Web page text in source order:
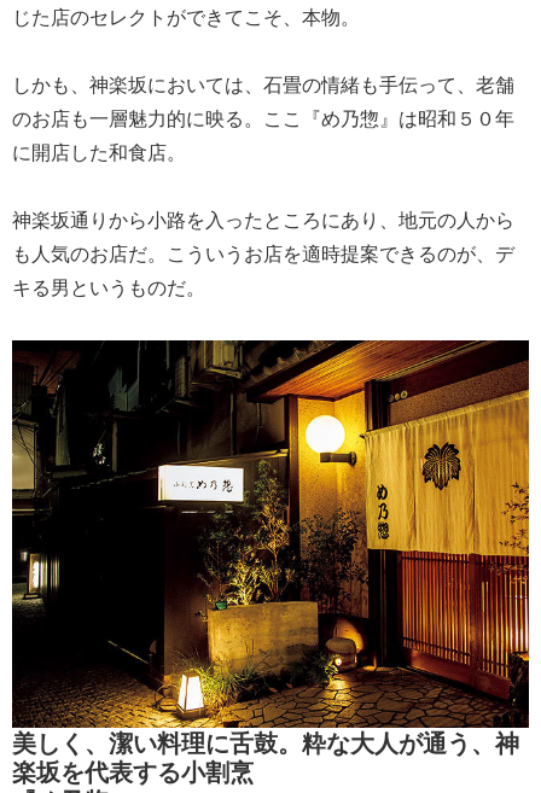
じた店のセレクトができてこそ、本物。
しかも、神楽坂においては、石畳の情緒も手伝って、老舗
のお店も一層魅力的に映る。ここ『め乃惣』は昭和５０年
に開店した和食店。
神楽坂通りから小路を入ったところにあり、地元の人から
も人気のお店だ。こういうお店を適時提案できるのが、デ
キる男というものだ。
美しく、潔い料理に舌鼓。粋な大人が通う、神
楽坂を代表する小割烹